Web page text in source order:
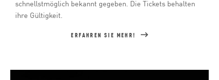
schnellstmöglich bekannt gegeben. Die Tickets behalten
ihre Gültigkeit.
ERFAHREN SIE MEHR!